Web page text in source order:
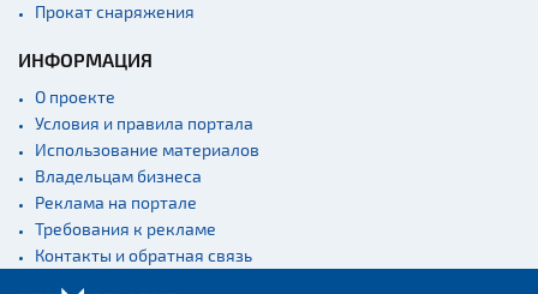
Прокат снаряжения
ИНФОРМАЦИЯ
О проекте
Условия и правила портала
Использование материалов
Владельцам бизнеса
Реклама на портале
Требования к рекламе
Контакты и обратная связь